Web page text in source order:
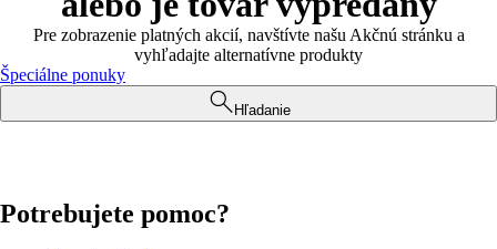
Pre zobrazenie platných akcií, navštívte našu Akčnú stránku a
vyhľadajte alternatívne produkty
Špeciálne ponuky
Hľadanie
Potrebujete pomoc?